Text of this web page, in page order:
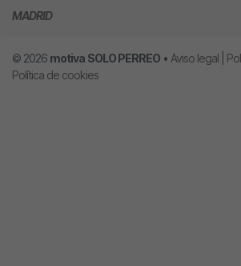
MADRID
© 2026 motiva SOLO PERREO • Aviso legal
Política de cookies